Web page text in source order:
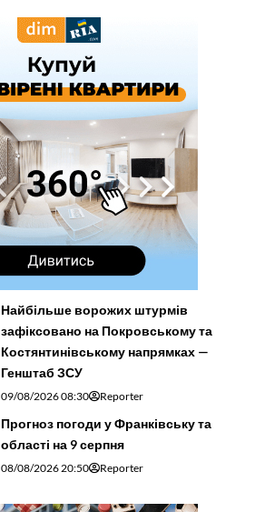
Найбільше ворожих штурмів
зафіксовано на Покровському та
Костянтинівському напрямках —
Генштаб ЗСУ
09/08/2026 08:30 Reporter
Прогноз погоди у Франківську та
області на 9 серпня
08/08/2026 20:50 Reporter